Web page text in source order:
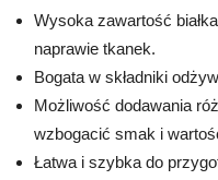
Wysoka zawartość
naprawie tkanek.
Bogata w składniki
Możliwość dodawania
wzbogacić smak i
Łatwa i szybka do